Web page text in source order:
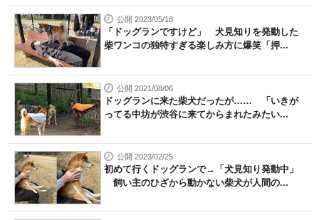
公開 2023/05/18
「ドッグランですけど」 犬見知りを発動した
柴ワンコの独特すぎる楽しみ方に爆笑「押...
公開 2021/08/06
ドッグランに来た柴犬だったが…… 「いきが
ってる中坊が渋谷に来てからまれたみたい...
公開 2023/02/25
初めて行くドッグランで→「犬見知り発動中」
飼い主のひざから動かない柴犬が人間の...